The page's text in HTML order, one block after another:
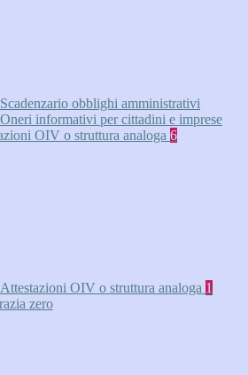
Scadenzario obblighi amministrativi
Oneri informativi per cittadini e imprese
OIV o struttura analoga 6
Attestazioni OIV o struttura analoga 1
zero